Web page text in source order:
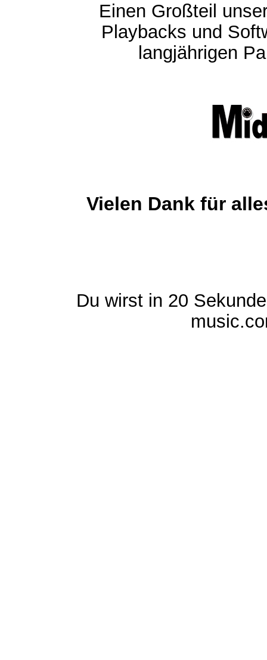
Einen Großteil
Playbacks und
langjährigen
Vielen Dank für
Du wirst in 20